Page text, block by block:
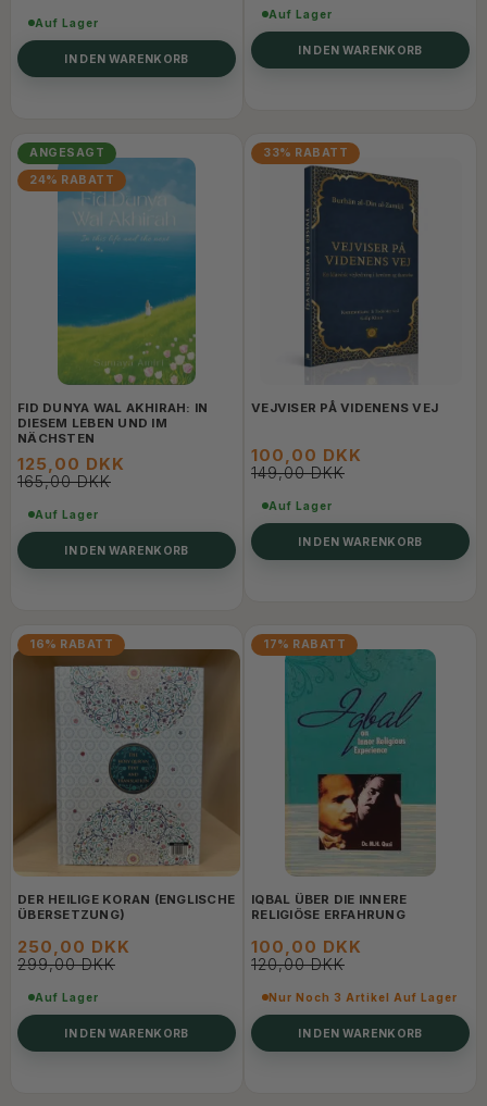
Auf Lager
IN DEN WARENKORB
Auf Lager
IN DEN WARENKORB
ANGESAGT
24% RABATT
FID DUNYA WAL AKHIRAH: IN
DIESEM LEBEN UND IM
NÄCHSTEN
125,00 DKK
165,00 DKK
Auf Lager
IN DEN WARENKORB
33% RABATT
VEJVISER PÅ VIDENENS VEJ
100,00 DKK
149,00 DKK
Auf Lager
IN DEN WARENKORB
16% RABATT
DER HEILIGE KORAN (ENGLISCHE
ÜBERSETZUNG)
250,00 DKK
299,00 DKK
Auf Lager
IN DEN WARENKORB
17% RABATT
IQBAL ÜBER DIE INNERE
RELIGIÖSE ERFAHRUNG
100,00 DKK
120,00 DKK
Nur Noch 3 Artikel Auf Lager
IN DEN WARENKORB